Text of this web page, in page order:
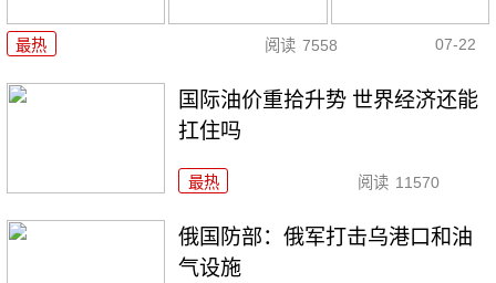
最热 阅读 7558 07-22
国际油价重拾升势 世界经济还能
扛住吗
最热 阅读 11570
俄国防部：俄军打击乌港口和油
气设施